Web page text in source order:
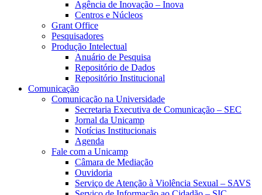
Agência de Inovação – Inova
Centros e Núcleos
Grant Office
Pesquisadores
Produção Intelectual
Anuário de Pesquisa
Repositório de Dados
Repositório Institucional
Comunicação
Comunicação na Universidade
Secretaria Executiva de Comunicação – SEC
Jornal da Unicamp
Notícias Institucionais
Agenda
Fale com a Unicamp
Câmara de Mediação
Ouvidoria
Serviço de Atenção à Violência Sexual – SAVS